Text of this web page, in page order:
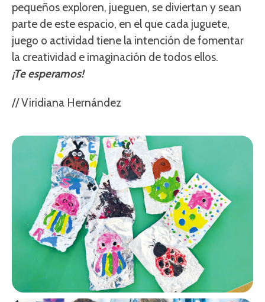
pequeños exploren, jueguen, se diviertan y sean
parte de este espacio, en el que cada juguete,
juego o actividad tiene la intención de fomentar
la creatividad e imaginación de todos ellos.
¡Te esperamos!
// Viridiana Hernández